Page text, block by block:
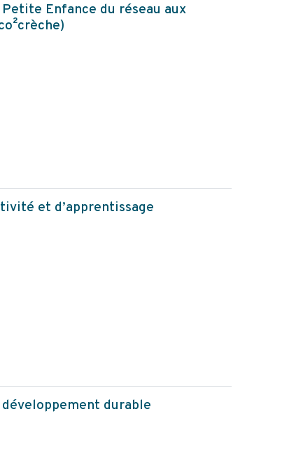
Enfance du réseau aux
et d’apprentissage
durable